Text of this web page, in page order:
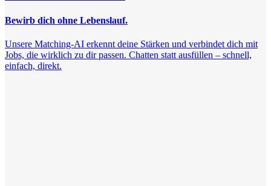
Bewirb dich ohne Lebenslauf.
Unsere Matching-AI erkennt deine Stärken und verbindet dich mit
Jobs, die wirklich zu dir passen. Chatten statt ausfüllen – schnell,
einfach, direkt.